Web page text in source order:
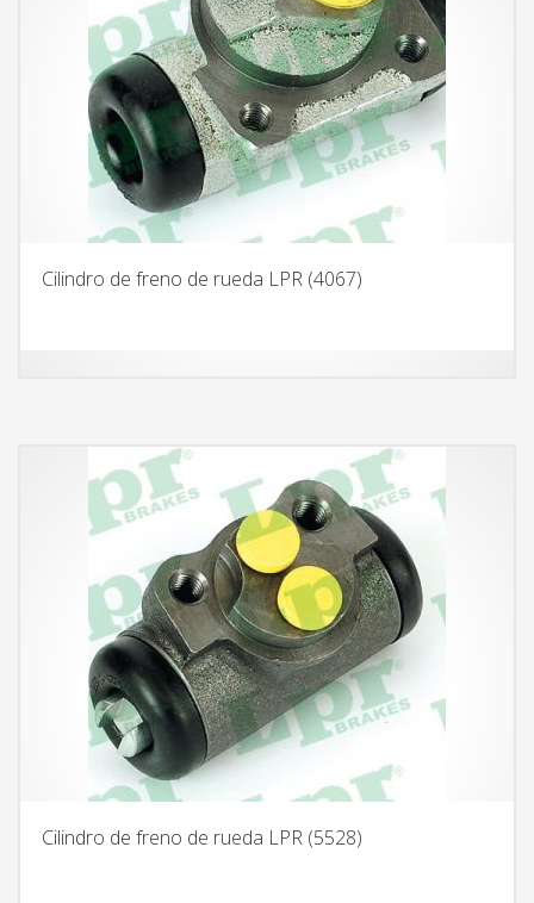
Cilindro de freno de rueda LPR (4067)
Cilindro de freno de rueda LPR (5528)